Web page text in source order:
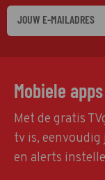
Mobiele apps
Met de gratis
tv is, eenvoudig
en alerts